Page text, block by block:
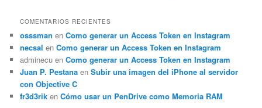
COMENTARIOS RECIENTES
osssman enComo generar un Access Token en Instagram
necsal enComo generar un Access Token en Instagram
adminecu enComo generar un Access Token en Instagram
Juan P. Pestana enSubir una imagen del iPhone al servidor
con Objective C
fr3d3rik enCómo usar un PenDrive como Memoria RAM